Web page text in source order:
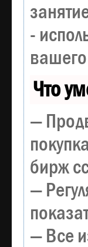
-
Что
—
бирж
—
— Все